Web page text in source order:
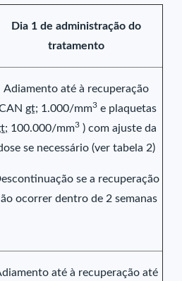
Dia 1 de administração do
tratamento
Adiamento até à recuperação
gt; 1.000/mm3e plaquetas
100.000/mm3 ) com ajuste da
se necessário (ver tabela 2)
se a recuperação
ocorrer dentro de 2 semanas
até à recuperação até